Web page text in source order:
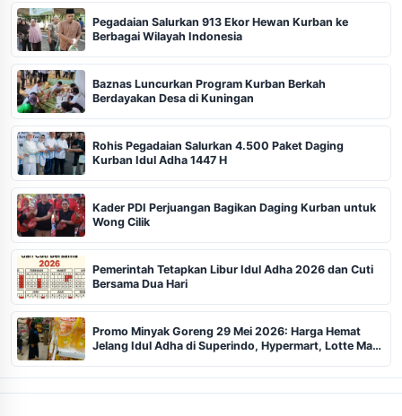
Pegadaian Salurkan 913 Ekor Hewan Kurban ke
Berbagai Wilayah Indonesia
Baznas Luncurkan Program Kurban Berkah
Berdayakan Desa di Kuningan
Rohis Pegadaian Salurkan 4.500 Paket Daging
Kurban Idul Adha 1447 H
Kader PDI Perjuangan Bagikan Daging Kurban untuk
Wong Cilik
Pemerintah Tetapkan Libur Idul Adha 2026 dan Cuti
Bersama Dua Hari
Promo Minyak Goreng 29 Mei 2026: Harga Hemat
Jelang Idul Adha di Superindo, Hypermart, Lotte Mart,